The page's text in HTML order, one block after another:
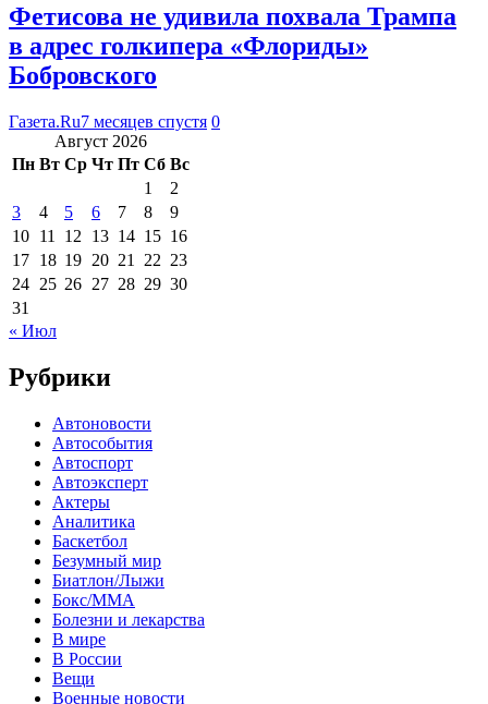
Фетисова не удивила похвала Трампа
в адрес голкипера «Флориды»
Бобровского
Газета.Ru7 месяцев спустя 0
Август 2026
Пн Вт Ср Чт Пт Сб Вс
1
2
3
4 5 6 7 8
9
10 11 12 13 14 15 16
17 18 19 20 21 22 23
24 25 26 27 28 29 30
31
« Июл
Рубрики
Автоновости
Автособытия
Автоспорт
Автоэксперт
Актеры
Аналитика
Баскетбол
Безумный мир
Биатлон/Лыжи
Бокс/MMA
Болезни и лекарства
В мире
В России
Вещи
Военные новости